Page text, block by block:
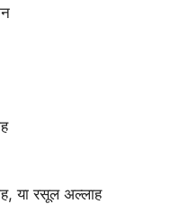
या रसूल अल्लाह